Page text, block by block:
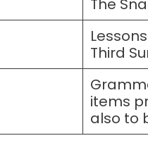
The
Third
items
also to